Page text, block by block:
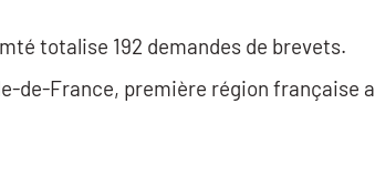
totalise 192 demandes de brevets.
de-France, première région française a